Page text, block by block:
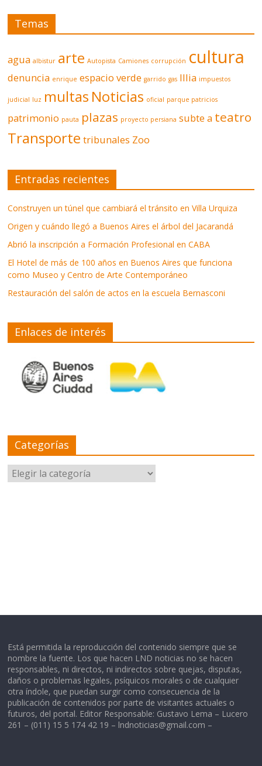
Temas
agua albistur arte Autopista Camiones corrupción cultura
denuncia enrique espacio verde garrido gas Illia impuestos
judicial luz multas Noticias oficial parque patricios
patrimonio pauta plazas proyecto persiana subte a teatro
Transporte tribunales Zoo
Entradas recientes
Construyen un túnel que cambiará el tránsito en Villa Urquiza
Origen y cuándo llegó a Buenos Aires el árbol del Jacarandá
Abrió la inscripción a Formación Profesional en CABA
El Hotel de más de 100 años en Buenos Aires que funciona
como Museo y Centro de Arte Contemporáneo
Restauración del salón de actos en la escuela Bernasconi
Enlaces de interés
Categorías
Categorías
Está permitida la reproducción del contenido siempre que se
nombre la fuente. Los que hacen LND noticias no se hacen
responsables, ni directos, ni indirectos sobre quejas, disputas,
daños o problemas legales, psíquicos morales o de cualquier
otra índole, que puedan surgir como consecuencia de la
publicación de contenidos por parte de visitantes actuales o
futuros, del portal. Editor Responsable: Gustavo Lema – Lucero
261 – (011) 15 5 174 42 19 – lndnoticias@gmail.com –